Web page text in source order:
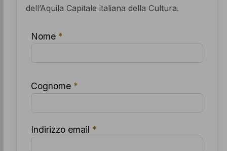
dell’Aquila Capitale italiana della Cultura.
Nome *
Cognome *
Indirizzo email *